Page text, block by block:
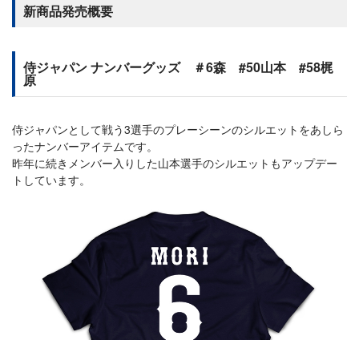
新商品発売概要
侍ジャパン ナンバーグッズ ＃6森 #50山本 #58梶
原
侍ジャパンとして戦う3選手のプレーシーンのシルエットをあしら
ったナンバーアイテムです。
昨年に続きメンバー入りした山本選手のシルエットもアップデー
トしています。